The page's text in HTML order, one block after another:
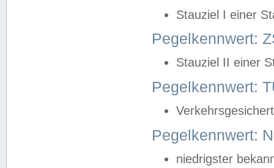
Stauziel I einer
Pegelkennwert:
Stauziel II einer
Pegelkennwert:
Pegelkennwert:
niedrigster